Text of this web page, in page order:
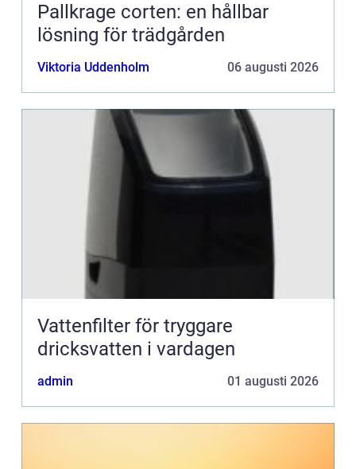
Pallkrage corten: en hållbar
lösning för trädgården
Viktoria Uddenholm 06 augusti 2026
Vattenfilter för tryggare
dricksvatten i vardagen
admin 01 augusti 2026